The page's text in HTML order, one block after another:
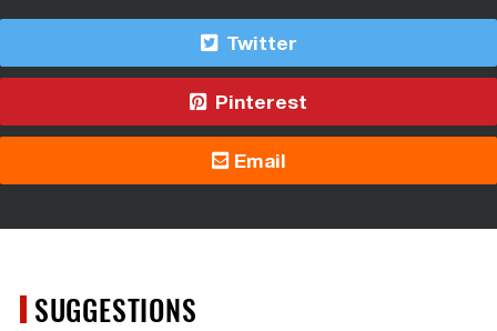
Twitter
Pinterest
Email
SUGGESTIONS